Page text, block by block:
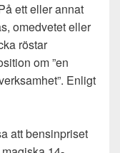
ett eller annat
omedvetet eller
röstar
om ”en
Enligt
att bensinpriset